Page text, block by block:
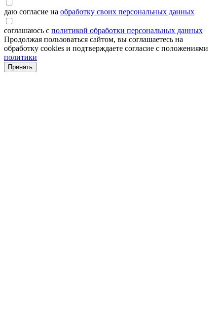
даю согласие на обработку своих персональных данных
соглашаюсь с политикой обработки персональных данных
Продолжая пользоваться сайтом, вы соглашаетесь на
обработку cookies и подтверждаете согласие с положениями
политики
Принять